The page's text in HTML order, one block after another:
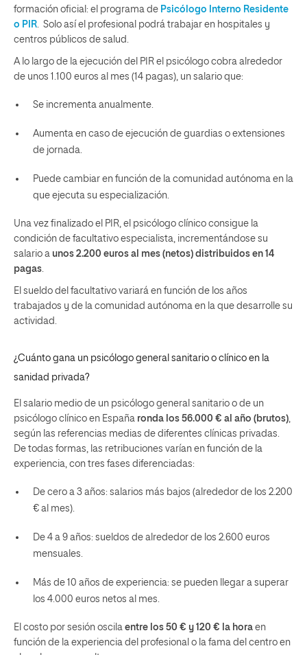
formación oficial: el programa de Psicólogo Interno Residente
o PIR. Solo así el profesional podrá trabajar en hospitales y
centros públicos de salud.
A lo largo de la ejecución del PIR el psicólogo cobra alrededor
de unos 1.100 euros al mes (14 pagas), un salario que:
Se incrementa anualmente.
Aumenta en caso de ejecución de guardias o extensiones
de jornada.
Puede cambiar en función de la comunidad autónoma en la
que ejecuta su especialización.
Una vez finalizado el PIR, el psicólogo clínico consigue la
condición de facultativo especialista, incrementándose su
salario a unos 2.200 euros al mes (netos) distribuidos en 14
pagas.
El sueldo del facultativo variará en función de los años
trabajados y de la comunidad autónoma en la que desarrolle su
actividad.
¿Cuánto gana un psicólogo general sanitario o clínico en la
sanidad privada?
El salario medio de un psicólogo general sanitario o de un
psicólogo clínico en España ronda los 56.000 € al año (brutos),
según las referencias medias de diferentes clínicas privadas.
De todas formas, las retribuciones varían en función de la
experiencia, con tres fases diferenciadas:
De cero a 3 años: salarios más bajos (alrededor de los 2.200
€ al mes).
De 4 a 9 años: sueldos de alrededor de los 2.600 euros
mensuales.
Más de 10 años de experiencia: se pueden llegar a superar
los 4.000 euros netos al mes.
El costo por sesión oscila entre los 50 € y 120 € la hora en
función de la experiencia del profesional o la fama del centro en